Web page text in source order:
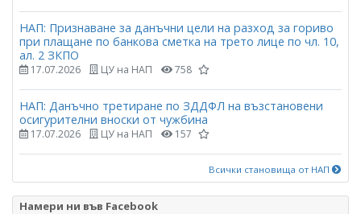
НАП: Признаване за данъчни цели на разход за гориво
при плащане по банкова сметка на трето лице по чл. 10,
ал. 2 ЗКПО
17.07.2026 ЦУ на НАП 758
НАП: Данъчно третиране по ЗДДФЛ на възстановени
осигурителни вноски от чужбина
17.07.2026 ЦУ на НАП 157
Всички становища от НАП
Намери ни във Facebook